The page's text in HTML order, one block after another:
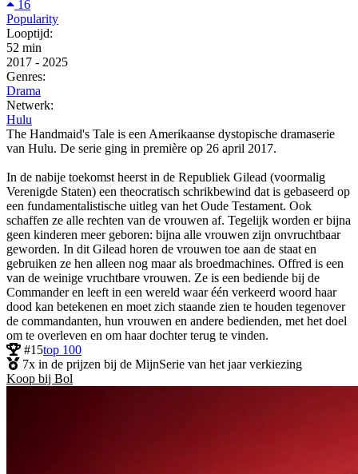
16
Popularity
Looptijd:
52 min
2017 - 2025
Genres:
Drama
Netwerk:
Hulu
The Handmaid's Tale is een Amerikaanse dystopische dramaserie
van Hulu. De serie ging in première op 26 april 2017.
In de nabije toekomst heerst in de Republiek Gilead (voormalig
Verenigde Staten) een theocratisch schrikbewind dat is gebaseerd op
een fundamentalistische uitleg van het Oude Testament. Ook
schaffen ze alle rechten van de vrouwen af. Tegelijk worden er bijna
geen kinderen meer geboren: bijna alle vrouwen zijn onvruchtbaar
geworden. In dit Gilead horen de vrouwen toe aan de staat en
gebruiken ze hen alleen nog maar als broedmachines. Offred is een
van de weinige vruchtbare vrouwen. Ze is een bediende bij de
Commander en leeft in een wereld waar één verkeerd woord haar
dood kan betekenen en moet zich staande zien te houden tegenover
de commandanten, hun vrouwen en andere bedienden, met het doel
om te overleven en om haar dochter terug te vinden.
#15top 100
7x in de prijzen bij de MijnSerie van het jaar verkiezing
Koop bij Bol